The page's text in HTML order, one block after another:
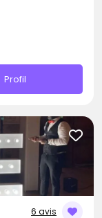
Profil
6 avis